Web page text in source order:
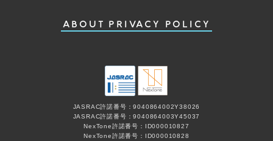
ABOUT PRIVACY POLICY
JASRAC許諾番号：9040864002Y38026
JASRAC許諾番号：9040864003Y45037
NexTone許諾番号：ID000010827
NexTone許諾番号：ID000010828